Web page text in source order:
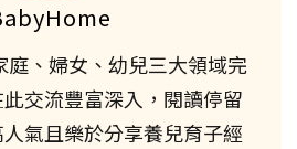
、婦女、幼兒三大領域完
交流豐富深入，閱讀停留
氣且樂於分享養兒育子經